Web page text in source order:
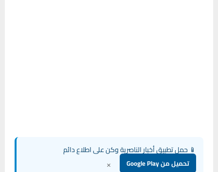
📱 حمل تطبيق أخبار الناصرية وكن على اطلاع دائم
تحميل من Google Play ×